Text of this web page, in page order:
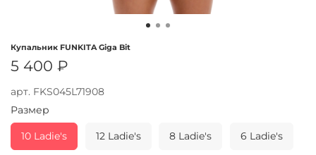
арт. FKS045L71908
Купальник FUNKITA Giga Bit
5 400 ₽
Размер
10 Ladie's 12 Ladie's 8 Ladie's 6 Ladie's